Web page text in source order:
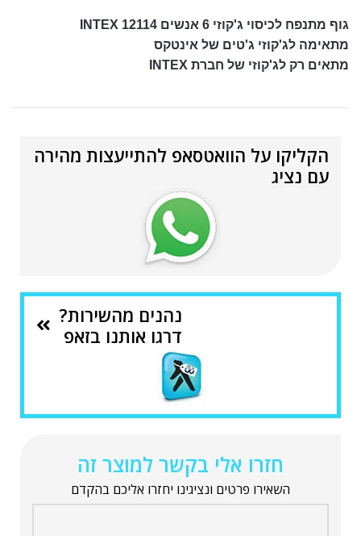
גוף מתנפח לכיסוי ג'קוזי 6 אנשים INTEX 12114
מתאימה לג'קוזי ג'טים של אינטקס
מתאים רק לג'קוזי של חברת INTEX
הקליקו על הוואטסאפ להתייעצות מהירה
עם נציג
נהנים מהשירות?
דרגו אותנו בזאפ
חזרו אלי בקשר למוצר זה
השאירו פרטים ונציגינו יחזרו אליכם בהקדם